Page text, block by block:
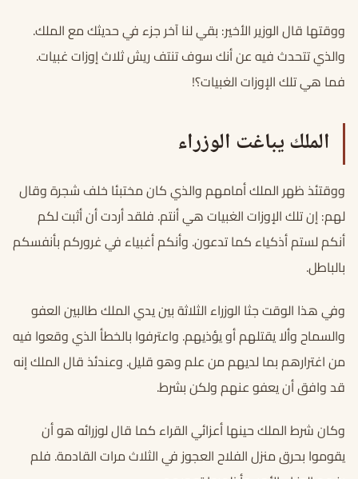
ووقتها قال الوزير الأخير: بقي لنا آخر جزء في حديثك مع الملك.
والذي تتحدث فيه عن أنك سوف تنتف ريش ثلاث إوزات غبيات.
فما هي تلك الإوزات الغبيات؟!
الملك يباغت الوزراء
ووقتئذ ظهر الملك أمامهم والذي كان مختبئا خلف شجرة وقال
لهم: إن تلك الإوزات الغبيات هي أنتم. فلقد أردت أن أثبت لكم
أنكم لستم أذكياء كما تدعون. وأنكم أغبياء في غروركم بأنفسكم
بالباطل.
وفي هذا الوقت جثا الوزراء الثلاثة بين يدي الملك طالبين العفو
والسماح وألا يقتلهم أو يؤذيهم. واعترفوا بالخطأ الذي وقعوا فيه
من اغترارهم بما لديهم من علم وهو قليل. وعندئذ قال الملك إنه
قد وافق أن يعفو عنهم ولكن بشرط.
وكان شرط الملك حينها أعزائي القراء كما قال لوزرائه هو أن
يقوموا بحرق منزل الفلاح العجوز في الثلاث مرات القادمة. فلم